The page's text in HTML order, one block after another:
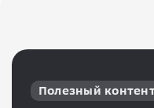
Полезный